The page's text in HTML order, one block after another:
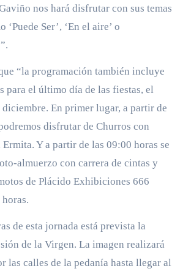
nos hará disfrutar con sus temas
‘Puede Ser’, ‘En el aire’ o
“la programación también incluye
para el último día de las fiestas, el
En primer lugar, a partir de
disfrutar de Churros con
Y a partir de las 09:00 horas se
almuerzo con carrera de cintas y
de Plácido Exhibiciones 666
de esta jornada está prevista la
de la Virgen. La imagen realizará
las calles de la pedanía hasta llegar al